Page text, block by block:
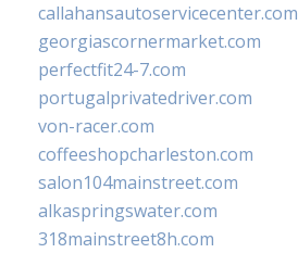
callahansautoservicecenter.com
georgiascornermarket.com
perfectfit24-7.com
portugalprivatedriver.com
von-racer.com
coffeeshopcharleston.com
salon104mainstreet.com
alkaspringswater.com
318mainstreet8h.com